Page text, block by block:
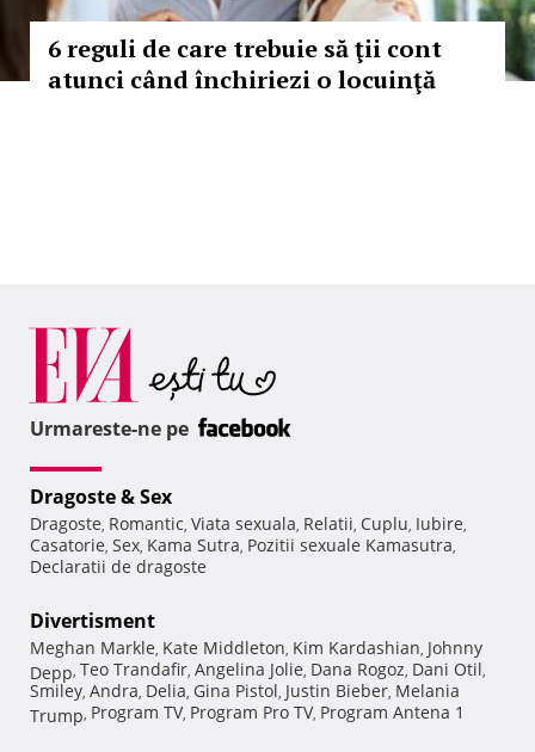
6 reguli de care trebuie să ţii cont
atunci când închiriezi o locuinţă
Urmareste-ne pe
Dragoste & Sex
Dragoste, Romantic, Viata sexuala, Relatii, Cuplu, Iubire,
Casatorie, Sex, Kama Sutra, Pozitii sexuale Kamasutra,
Declaratii de dragoste
Divertisment
Meghan Markle, Kate Middleton, Kim Kardashian, Johnny
Depp, Teo Trandafir, Angelina Jolie, Dana Rogoz, Dani Otil,
Smiley, Andra, Delia, Gina Pistol, Justin Bieber, Melania
Trump, Program TV, Program Pro TV, Program Antena 1